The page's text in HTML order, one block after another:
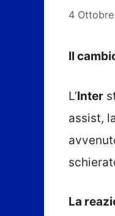
4
Il
L’Inter
assist,
La